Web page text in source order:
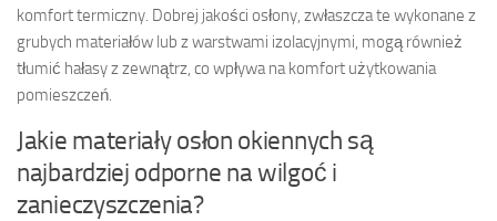
komfort termiczny. Dobrej jakości osłony, zwłaszcza te wykonane z
grubych materiałów lub z warstwami izolacyjnymi, mogą również
tłumić hałasy z zewnątrz, co wpływa na komfort użytkowania
pomieszczeń.
Jakie materiały osłon okiennych są
najbardziej odporne na wilgoć i
zanieczyszczenia?